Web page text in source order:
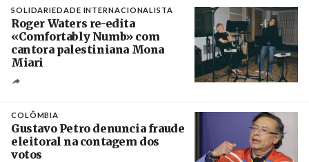
SOLIDARIEDADE INTERNACIONALISTA
Roger Waters re-edita
«Comfortably Numb» com
cantora palestiniana Mona
Miari
COLÔMBIA
Gustavo Petro denuncia fraude
eleitoral na contagem dos
votos